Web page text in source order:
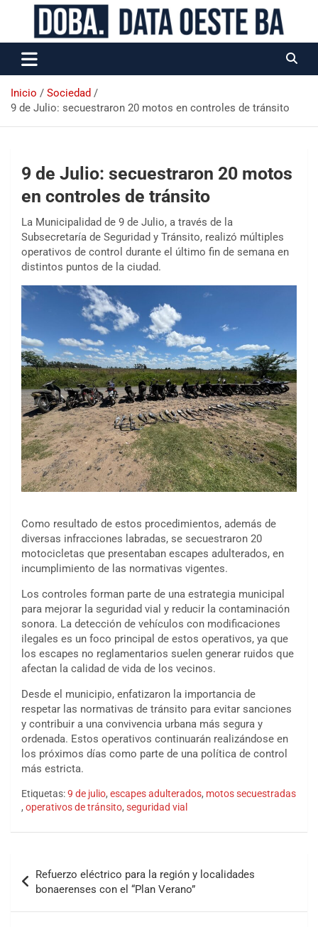
Data Oeste BA
Inicio
Sociedad
9 de Julio: secuestraron 20 motos en controles de tránsito
9 de Julio: secuestraron 20 motos
en controles de tránsito
La Municipalidad de 9 de Julio, a través de la
Subsecretaría de Seguridad y Tránsito, realizó múltiples
operativos de control durante el último fin de semana en
distintos puntos de la ciudad.
Como resultado de estos procedimientos, además de
diversas infracciones labradas, se secuestraron 20
motocicletas que presentaban escapes adulterados, en
incumplimiento de las normativas vigentes.
Los controles forman parte de una estrategia municipal
para mejorar la seguridad vial y reducir la contaminación
sonora. La detección de vehículos con modificaciones
ilegales es un foco principal de estos operativos, ya que
los escapes no reglamentarios suelen generar ruidos que
afectan la calidad de vida de los vecinos.
Desde el municipio, enfatizaron la importancia de
respetar las normativas de tránsito para evitar sanciones
y contribuir a una convivencia urbana más segura y
ordenada. Estos operativos continuarán realizándose en
los próximos días como parte de una política de control
más estricta.
Etiquetas:9 de julio, escapes adulterados, motos secuestradas
, operativos de tránsito, seguridad vial
Refuerzo eléctrico para la región y localidades
bonaerenses con el “Plan Verano”